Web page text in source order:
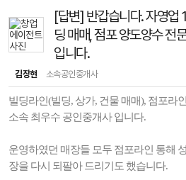
[답변] 반갑습니다. 자영업
딩 매매, 점포 양도양수 전
입니다.
김장현 소속공인중개사
빌딩라인(빌딩, 상가, 건물 매매), 점포라
소속 최우수 공인중개사 입니다.
운영하였던 매장들 모두 점포라인 통해
장을 다시 되팔아 드리기도 했습니다.